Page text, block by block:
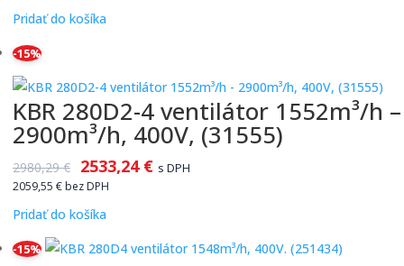
Pridať do košíka
-15%
KBR 280D2-4 ventilátor 1552m³/h –
2900m³/h, 400V, (31555)
2980,29€ 2533,24 € s DPH
2059,55 € bez DPH
Pridať do košíka
-15%